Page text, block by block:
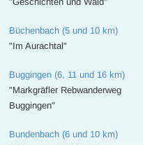
Büchenbach (5 und 10 km)
"Im Aurachtal"
Buggingen (6, 11 und 16 km)
"Markgräfler Rebwanderweg
Buggingen"
Bundenbach (6 und 10 km)